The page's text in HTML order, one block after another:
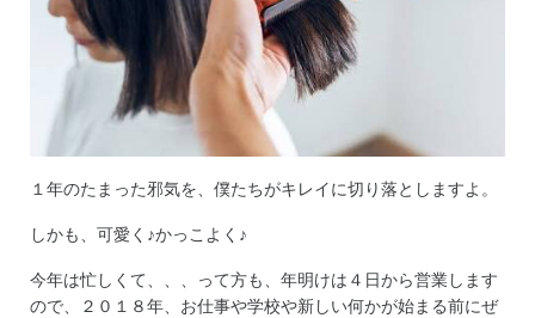
１年のたまった邪気を、僕たちがキレイに切り落としますよ。
しかも、可愛く♪かっこよく♪
今年は忙しくて、、、って方も、年明けは４日から営業します
ので、２０１８年、お仕事や学校や新しい何かが始まる前にぜ